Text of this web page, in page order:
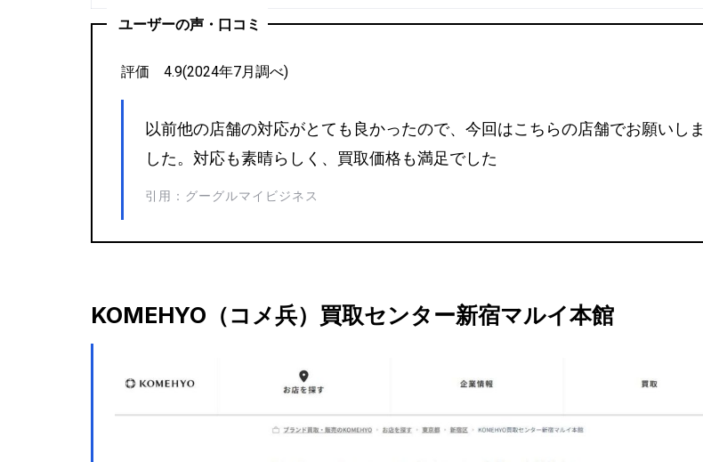
ユーザーの声・口コミ
評価 4.9(2024年7月調べ)
以前他の店舗の対応がとても良かったので、今回はこちらの店舗でお願いしま
した。対応も素晴らしく、買取価格も満足でした
引用：グーグルマイビジネス
KOMEHYO（コメ兵）買取センター新宿マルイ本館